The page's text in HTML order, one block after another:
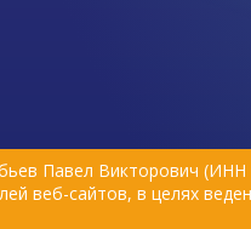
Павел Викторович
веб-сайтов, в целях